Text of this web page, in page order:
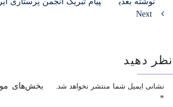
Next
نظر دهید
نشانی ایمیل شما منتشر نخواهد شد.
بخش‌های
*